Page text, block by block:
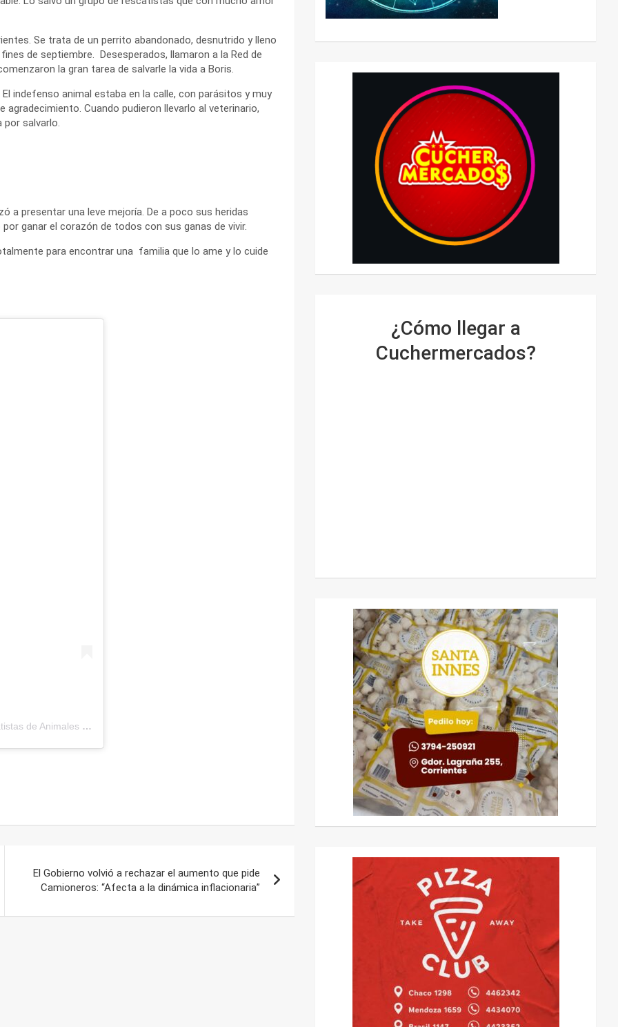
Se trata de un perrito abandonado, desnutrido y lleno
de septiembre. Desesperados, llamaron a la Red de
la gran tarea de salvarle la vida a Boris.
indefenso animal estaba en la calle, con parásitos y muy
Cuando pudieron llevarlo al veterinario,
por salvarlo.
a presentar una leve mejoría. De a poco sus heridas
ganar el corazón de todos con sus ganas de vivir.
para encontrar una familia que lo ame y lo cuide
Una publicación compartida de Red de Voluntarios y Rescatistas de Animales (@redrescatistas.ctes)
El Gobierno volvió a rechazar el aumento que pide
Camioneros: “Afecta a la dinámica inflacionaria”
¿Cómo llegar a
Cuchermercados?